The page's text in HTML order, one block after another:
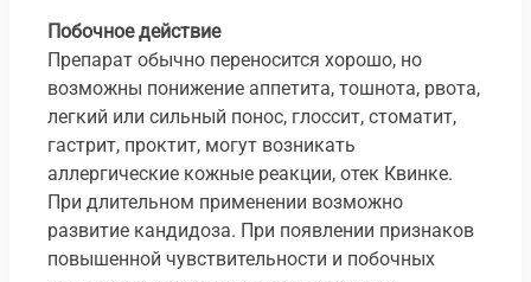
Побочное действие
Препарат обычно переносится хорошо, но
возможны понижение аппетита, тошнота, рвота,
легкий или сильный понос, глоссит, стоматит,
гастрит, проктит, могут возникать
аллергические кожные реакции, отек Квинке.
При длительном применении возможно
развитие кандидоза. При появлении признаков
повышенной чувствительности и побочных